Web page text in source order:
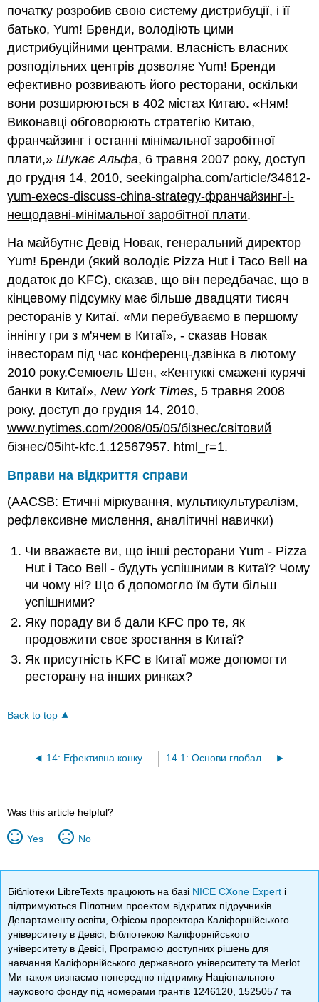
початку розробив свою систему дистрибуції, і її
батько, Yum! Бренди, володіють цими
дистрибуційними центрами. Власність власних
розподільних центрів дозволяє Yum! Бренди
ефективно розвивають його ресторани, оскільки
вони розширюються в 402 містах Китаю. «Ням!
Виконавці обговорюють стратегію Китаю,
франчайзинг і останні мінімальної заробітної
плати,»Шукає Альфа, 6 травня 2007 року, доступ
до грудня 14, 2010,seekingalpha.com/article/34612-
yum-execs-discuss-china-strategy-франчайзинг-і-
нещодавні-мінімальної заробітної плати.
На майбутнє Девід Новак, генеральний директор
Yum! Бренди (який володіє Pizza Hut і Taco Bell на
додаток до KFC), сказав, що він передбачає, що в
кінцевому підсумку має більше двадцяти тисяч
ресторанів у Китаї. «Ми перебуваємо в першому
іннінгу гри з м'ячем в Китаї», - сказав Новак
інвесторам під час конференц-дзвінка в лютому
2010 року.Семюель Шен, «Кентуккі смажені курячі
банки в Китаї»,New York Times, 5 травня 2008
року, доступ до грудня 14, 2010,
www.nytimes.com/2008/05/05/бізнес/світовий
бізнес/05iht-kfc.1.12567957. html_r=1.
Вправи на відкриття справи
(AACSB: Етичні міркування, мультикультуралізм,
рефлексивне мислення, аналітичні навички)
Чи вважаєте ви, що інші ресторани Yum - Pizza
Hut і Taco Bell - будуть успішними в Китаї? Чому
чи чому ні? Що б допомогло їм бути більш
успішними?
Яку пораду ви б дали KFC про те, як
продовжити своє зростання в Китаї?
Як присутність KFC в Китаї може допомогти
ресторану на інших ринках?
Back to top
14: Ефективна конкуренція за допомогою глобального маркетингу, дистрибуції та управління ланцюгами поставок 14.1: Основи глобального маркетингу
Was this article helpful?
Yes No
Бібліотеки LibreTexts працюють на базі NICE CXone Expert і
підтримуються Пілотним проектом відкритих підручників
Департаменту освіти, Офісом проректора Каліфорнійського
університету в Девісі, Бібліотекою Каліфорнійського
університету в Девісі, Програмою доступних рішень для
навчання Каліфорнійського державного університету та Merlot.
Ми також визнаємо попередню підтримку Національного
наукового фонду під номерами грантів 1246120, 1525057 та